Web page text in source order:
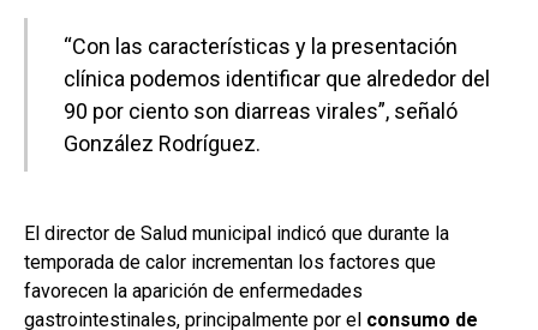
“Con las características y la presentación
clínica podemos identificar que alrededor del
90 por ciento son diarreas virales”, señaló
González Rodríguez.
El director de Salud municipal indicó que durante la
temporada de calor incrementan los factores que
favorecen la aparición de enfermedades
gastrointestinales, principalmente por el consumo de